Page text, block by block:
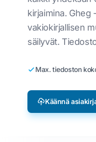
Videopelien lokalisointi
e-Learning
kirjaimina. Gheg
vakiokirjallisen
säilyvät.
Max. tiedoston
Käännä